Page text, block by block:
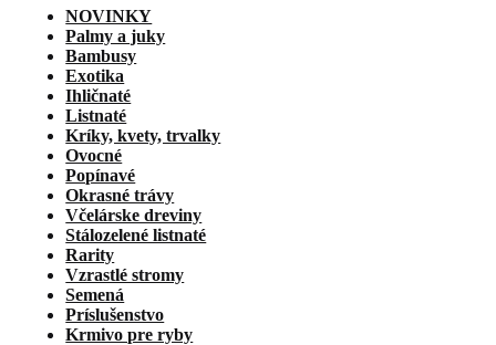
článkuNOVINKY
Palmy a juky
Bambusy
Exotika
Ihličnaté
Listnaté
Kríky, kvety, trvalky
Ovocné
Popínavé
Okrasné trávy
Včelárske dreviny
Stálozelené listnaté
Rarity
Vzrastlé stromy
Semená
Príslušenstvo
Krmivo pre ryby